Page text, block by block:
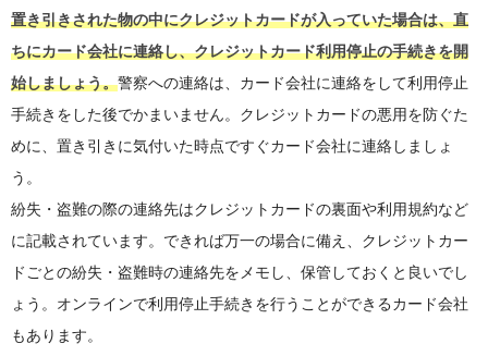
置き引きされた物の中にクレジットカードが入っていた場合は、直
ちにカード会社に連絡し、クレジットカード利用停止の手続きを開
始しましょう。警察への連絡は、カード会社に連絡をして利用停止
手続きをした後でかまいません。クレジットカードの悪用を防ぐた
めに、置き引きに気付いた時点ですぐカード会社に連絡しましょ
う。
紛失・盗難の際の連絡先はクレジットカードの裏面や利用規約など
に記載されています。できれば万一の場合に備え、クレジットカー
ドごとの紛失・盗難時の連絡先をメモし、保管しておくと良いでし
ょう。オンラインで利用停止手続きを行うことができるカード会社
もあります。